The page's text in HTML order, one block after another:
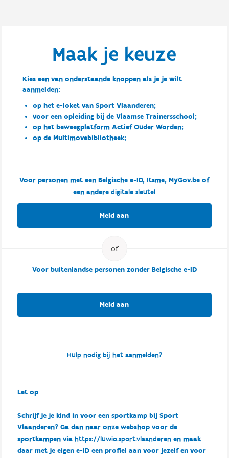
Maak je keuze
Kies een van onderstaande knoppen als je je wilt
aanmelden:
op het e-loket van Sport Vlaanderen;
voor een opleiding bij de Vlaamse Trainersschool;
op het beweegplatform Actief Ouder Worden;
op de Multimovebibliotheek;
Voor personen met een Belgische e-ID, Itsme, MyGov.be of
een anderedigitale sleutel
Meld aan
Voor buitenlandse personen zonder Belgische e-ID
Meld aan
Hulp nodig bij het aanmelden?
Let op
Schrijf je je kind in voor een sportkamp bij Sport
Vlaanderen? Ga dan naar onze webshop voor de
sportkampen via https://luwio.sport.vlaanderenen maak
daar met je eigen e-ID een profiel aan voor jezelf en voor